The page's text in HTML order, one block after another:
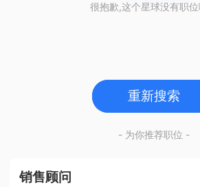
很抱歉,这个星球没有职位
重新搜索
- 为你推荐职位 -
销售顾问